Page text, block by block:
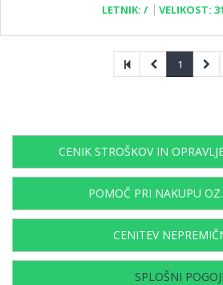
LETNIK: / VELIKOST:
1
CENIK STROŠKOV IN
POMOČ PRI NAKUPU
CENITEV
SPLOŠNI POGOJI